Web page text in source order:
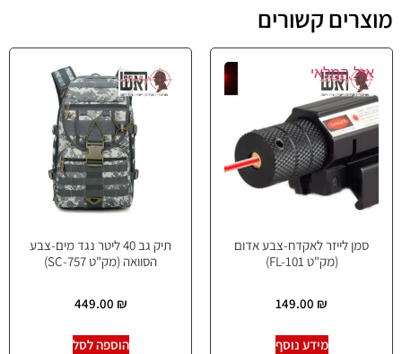
מוצרים קשורים
אזל המלאי
סמן לייזר לאקדח-צבע אדום
(מק"ט FL-101)
149.00 ₪
מידע נוסף
תיק גב 40 ליטר נגד מים-צבע
הסוואה (מק"ט SC-757)
449.00 ₪
הוספה לסל